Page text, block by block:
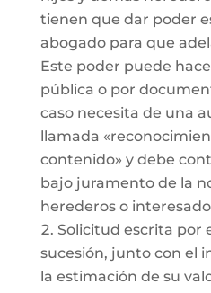
tienen que dar poder
abogado para que
Este poder puede
pública o por
caso necesita de una
llamada
contenido» y debe
bajo juramento de la
herederos o
Solicitud escrita por
sucesión, junto con el
la estimación de su